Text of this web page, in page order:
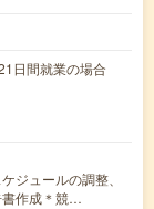
日間就業の場合
ジュールの調整、
書作成＊競…